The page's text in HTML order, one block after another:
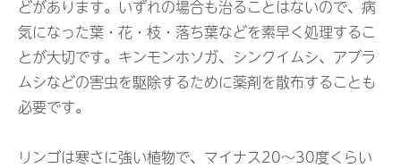
どがあります。いずれの場合も治ることはないので、病
気になった葉・花・枝・落ち葉などを素早く処理するこ
とが大切です。キンモンホソガ、シンクイムシ、アブラ
ムシなどの害虫を駆除するために薬剤を散布することも
必要です。
リンゴは寒さに強い植物で、マイナス20～30度くらい